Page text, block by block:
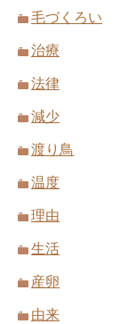
毛づくろい
治療
法律
減少
渡り鳥
温度
理由
生活
産卵
由来